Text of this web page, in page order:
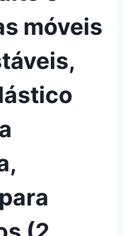
móveis